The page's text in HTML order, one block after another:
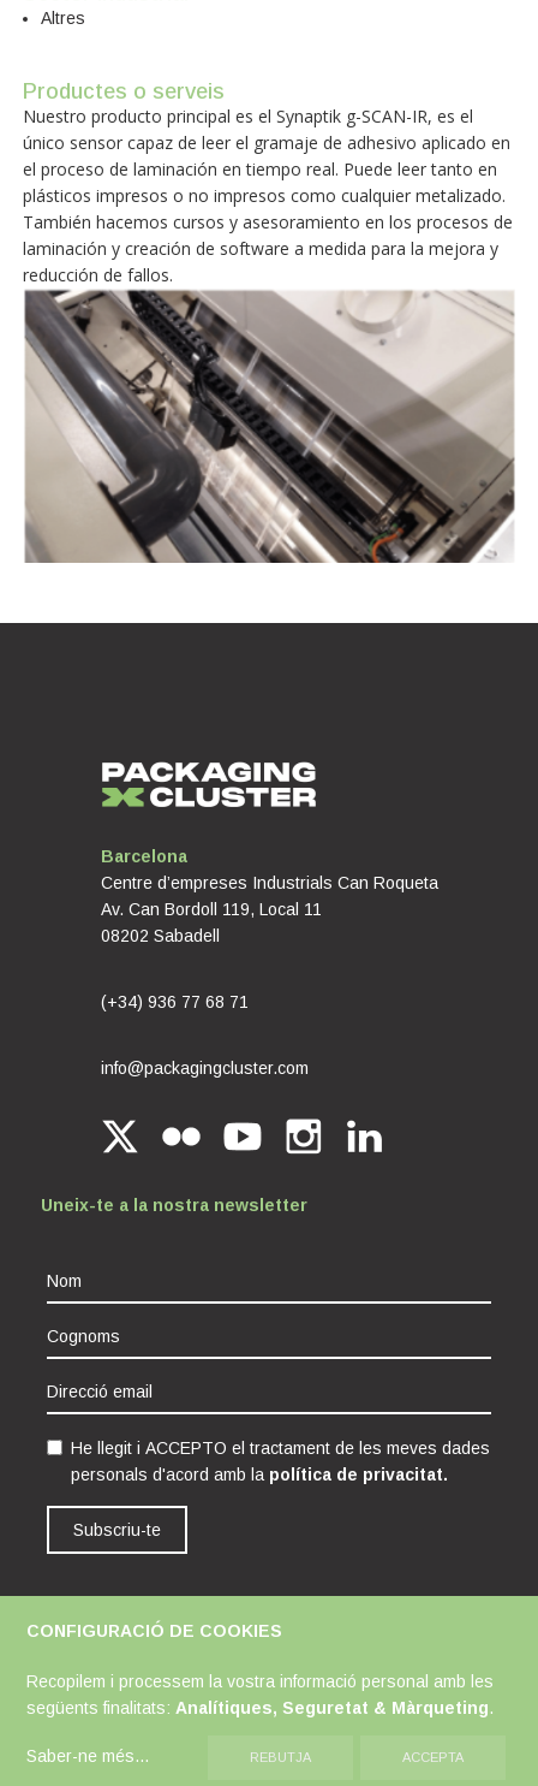
Altres
Productes o serveis
Nuestro producto principal es el Synaptik g-SCAN-IR, es el
único sensor capaz de leer el gramaje de adhesivo aplicado en
el proceso de laminación en tiempo real. Puede leer tanto en
plásticos impresos o no impresos como cualquier metalizado.
También hacemos cursos y asesoramiento en los procesos de
laminación y creación de software a medida para la mejora y
reducción de fallos.
Barcelona
Centre d’empreses Industrials Can Roqueta
Av. Can Bordoll 119, Local 11
08202 Sabadell
(+34) 936 77 68 71
info@packagingcluster.com
Uneix-te a la nostra newsletter
He llegit i ACCEPTO el tractament de les meves dades
personals d'acord amb la política de privacitat.
Subscriu-te
CONFIGURACIÓ DE COOKIES
Recopilem i processem la vostra informació personal amb les
següents finalitats: Analítiques, Seguretat & Màrqueting.
Saber-ne més... REBUTJA ACCEPTA